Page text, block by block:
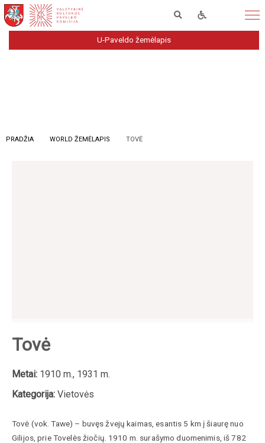
U-Paveldo žemėlapis
PRADŽIA WORLD ŽEMĖLAPIS TOVĖ
Tovė
Metai: 1910 m., 1931 m.
Kategorija: Vietovės
Tovė (vok. Tawe) – buvęs žvejų kaimas, esantis 5 km į šiaurę nuo
Gilijos, prie Tovelės žiočių. 1910 m. surašymo duomenimis, iš 782